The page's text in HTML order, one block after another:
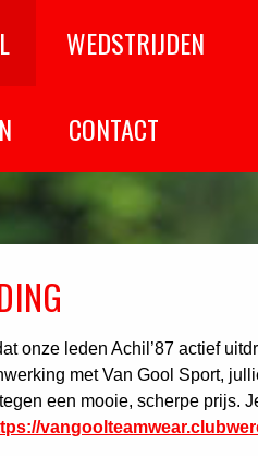
WEDSTRIJDEN
CONTACT
onze leden Achil’87 actief
met Van Gool Sport,
een mooie, scherpe prijs.